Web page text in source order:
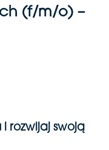
(f/m/o) –
i rozwijaj swoją